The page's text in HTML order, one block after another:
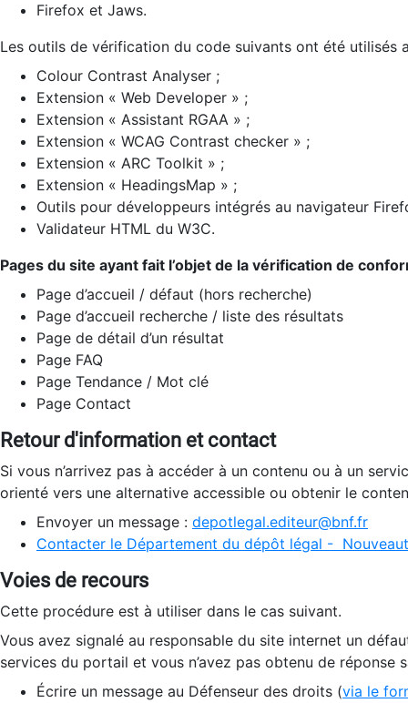
Firefox et Jaws.
Les outils de vérification du code suivants ont été utilisés
Colour Contrast Analyser ;
Extension « Web Developer » ;
Extension « Assistant RGAA » ;
Extension « WCAG Contrast checker » ;
Extension « ARC Toolkit » ;
Extension « HeadingsMap » ;
Outils pour développeurs intégrés au navigateur
Validateur HTML du W3C.
Pages du site ayant fait l’objet de la vérification de
Page d’accueil / défaut (hors recherche)
Page d’accueil recherche / liste des résultats
Page de détail d’un résultat
Page FAQ
Page Tendance / Mot clé
Page Contact
Retour d'information et contact
Si vous n’arrivez pas à accéder à un contenu ou à un
orienté vers une alternative accessible ou obtenir le
Envoyer un message : depotlegal.editeur@bnf.fr
Contacter le Département du dépôt légal -
Voies de recours
Cette procédure est à utiliser dans le cas suivant.
Vous avez signalé au responsable du site internet un
services du portail et vous n’avez pas obtenu de réponse
Écrire un message au Défenseur des droits (via le